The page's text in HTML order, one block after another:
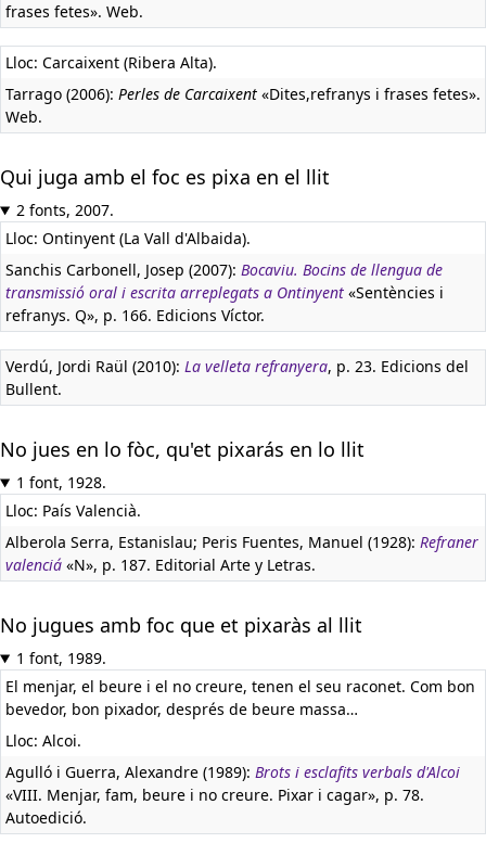
frases fetes». Web.
Lloc: Carcaixent (Ribera Alta).
Tarrago (2006): Perles de Carcaixent «Dites,refranys i frases fetes».
Web.
Qui juga amb el foc es pixa en el llit
2 fonts, 2007.
Lloc: Ontinyent (La Vall d'Albaida).
Sanchis Carbonell, Josep (2007): Bocaviu. Bocins de llengua de
transmissió oral i escrita arreplegats a Ontinyent «Sentències i
refranys. Q», p. 166. Edicions Víctor.
Verdú, Jordi Raül (2010): La velleta refranyera, p. 23. Edicions del
Bullent.
No jues en lo fòc, qu'et pixarás en lo llit
1 font, 1928.
Lloc: País Valencià.
Alberola Serra, Estanislau; Peris Fuentes, Manuel (1928): Refraner
valenciá «N», p. 187. Editorial Arte y Letras.
No jugues amb foc que et pixaràs al llit
1 font, 1989.
El menjar, el beure i el no creure, tenen el seu raconet. Com bon
bevedor, bon pixador, després de beure massa…
Lloc: Alcoi.
Agulló i Guerra, Alexandre (1989): Brots i esclafits verbals d'Alcoi
«VIII. Menjar, fam, beure i no creure. Pixar i cagar», p. 78.
Autoedició.